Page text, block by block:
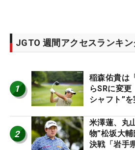
JGTO 週間アクセスランキン
1
稲森佑貴は
らSRに変
シャフト”
ーのヒトネ
2
米澤蓮、丸
物”松坂大
決戦「岩手